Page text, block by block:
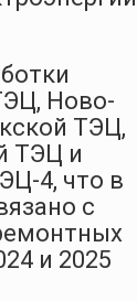
Ново-
ТЭЦ,
ТЭЦ и
4, что в
с
и 2025